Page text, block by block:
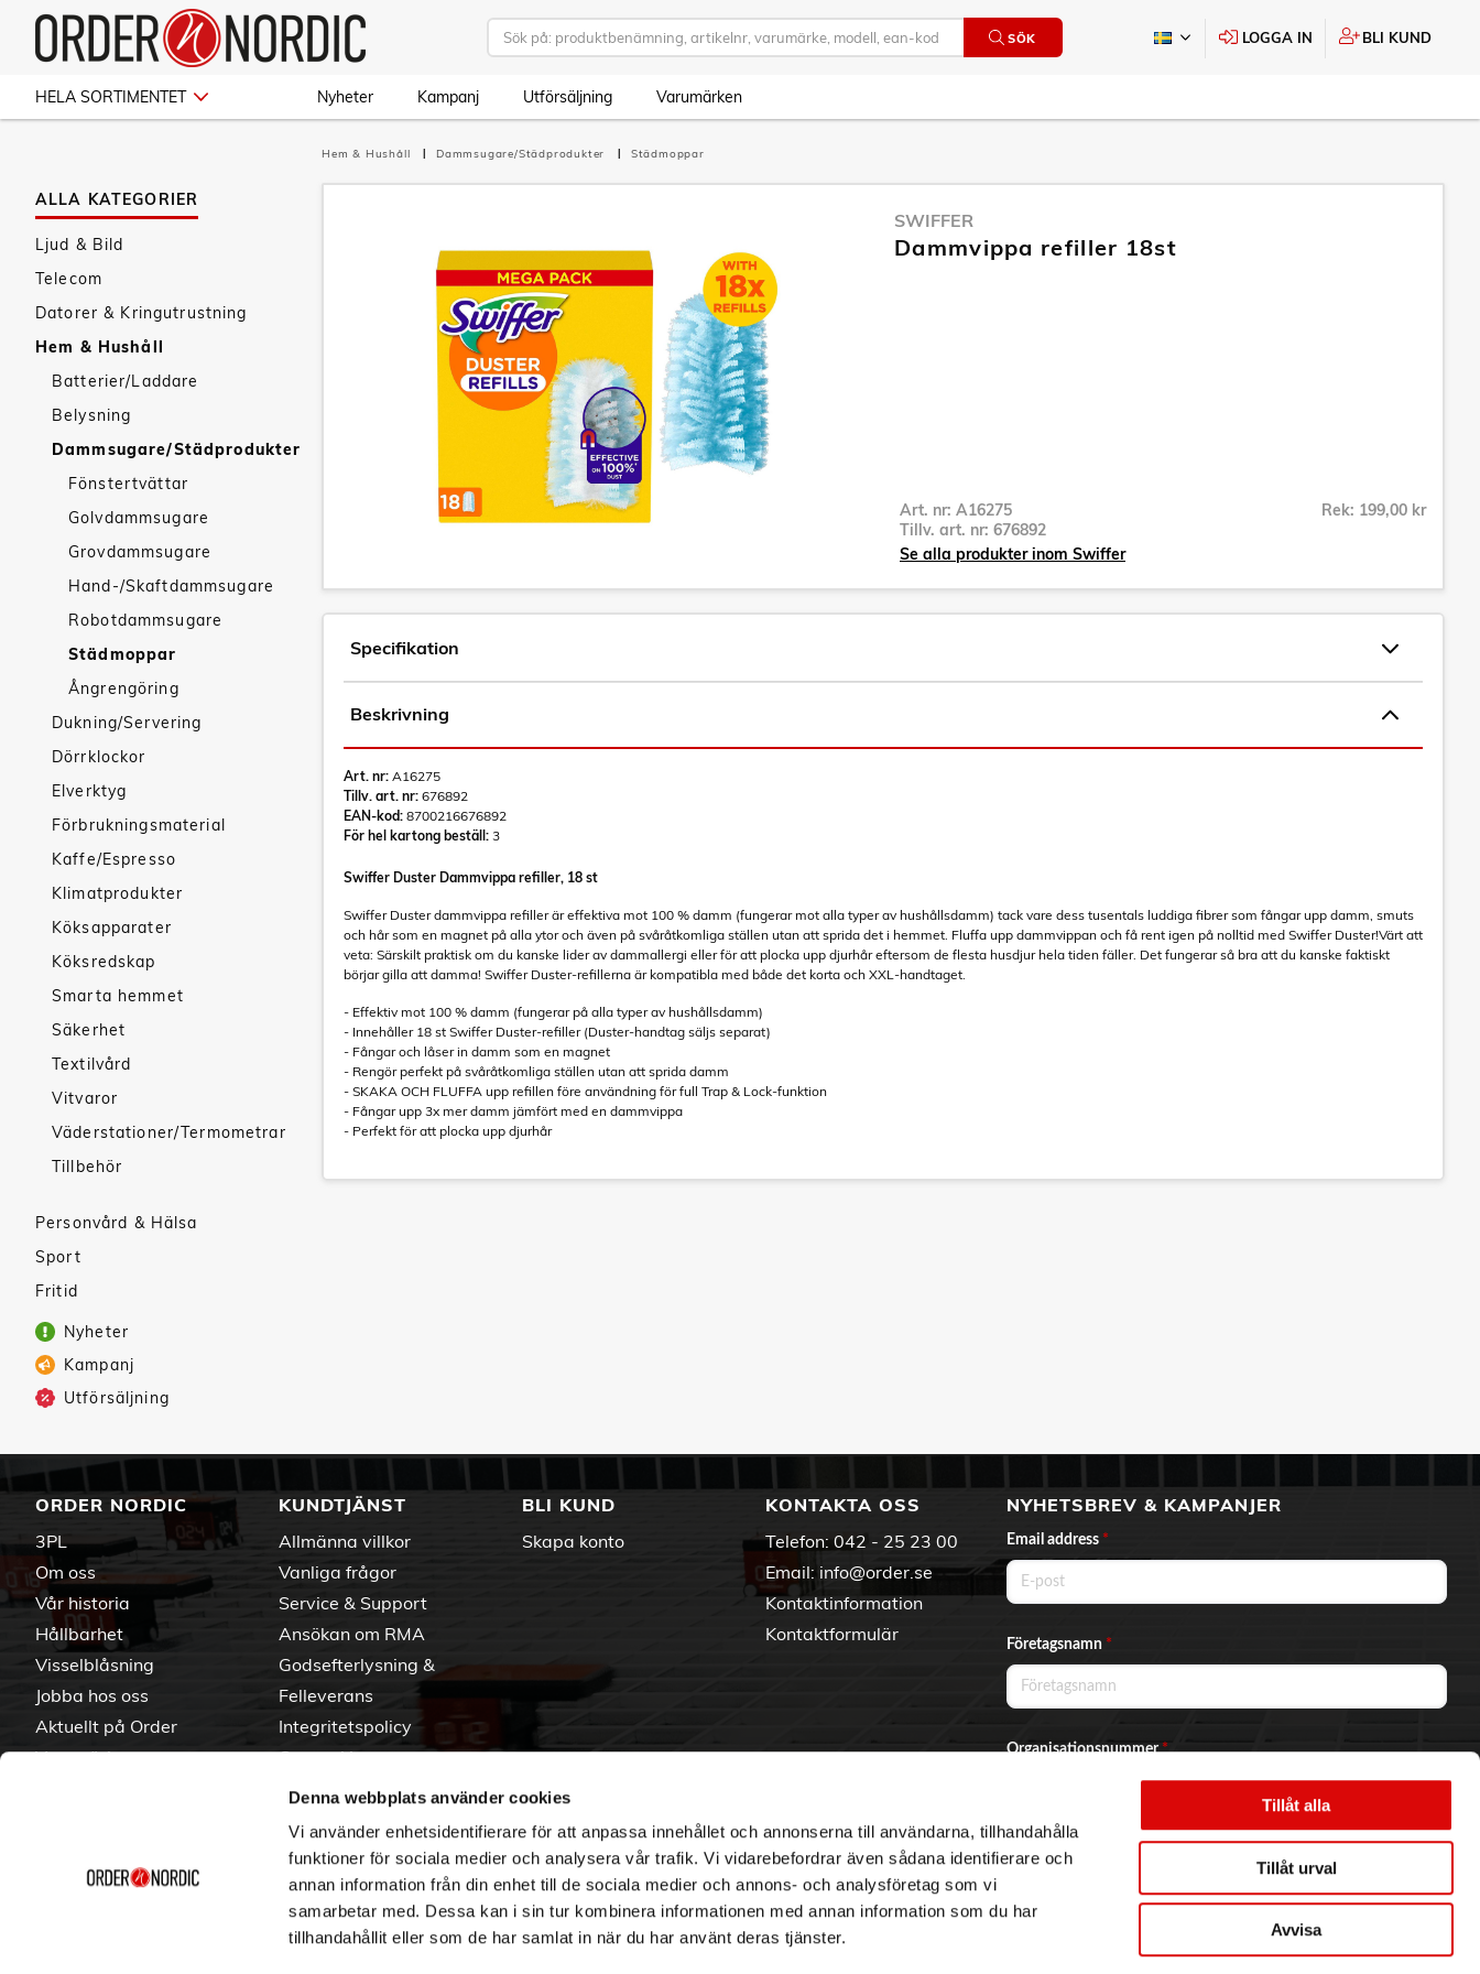
Denna webbplats använder cookies
Vi använder enhetsidentifierare för att anpassa innehållet och annonserna till användarna, tillhandahålla
funktioner för sociala medier och analysera vår trafik. Vi vidarebefordrar även sådana identifierare och
annan information från din enhet till de sociala medier och annons- och analysföretag som vi
samarbetar med. Dessa kan i sin tur kombinera informationen med annan information som du har
tillhandahållit eller som de har samlat in när du har använt deras tjänster.
Tillåt alla
Tillåt urval
Avvisa
SÖK LOGGA IN BLI KUND
HELA SORTIMENTET Nyheter Kampanj Utförsäljning Varumärken
ALLA KATEGORIER
Ljud & Bild
Telecom
Datorer & Kringutrustning
Hem & Hushåll
Batterier/Laddare
Belysning
Dammsugare/Städprodukter
Fönstertvättar
Golvdammsugare
Grovdammsugare
Hand-/Skaftdammsugare
Robotdammsugare
Städmoppar
Ångrengöring
Dukning/Servering
Dörrklockor
Elverktyg
Förbrukningsmaterial
Kaffe/Espresso
Klimatprodukter
Köksapparater
Köksredskap
Smarta hemmet
Säkerhet
Textilvård
Vitvaror
Väderstationer/Termometrar
Tillbehör
Personvård & Hälsa
Sport
Fritid
Nyheter
Kampanj
Utförsäljning
Hem & Hushåll Dammsugare/Städprodukter Städmoppar
SWIFFER
Dammvippa refiller 18st
Art. nr: A16275
Tillv. art. nr: 676892
Rek: 199,00 kr
Se alla produkter inom Swiffer
Specifikation
Beskrivning
Art. nr: A16275
Tillv. art. nr: 676892
EAN-kod: 8700216676892
För hel kartong beställ: 3
Swiffer Duster Dammvippa refiller, 18 st
Swiffer Duster dammvippa refiller är effektiva mot 100 % damm (fungerar mot alla typer av hushållsdamm) tack vare dess tusentals luddiga fibrer som fångar upp damm, smuts
och hår som en magnet på alla ytor och även på svåråtkomliga ställen utan att sprida det i hemmet. Fluffa upp dammvippan och få rent igen på nolltid med Swiffer Duster!Värt att
veta: Särskilt praktisk om du kanske lider av dammallergi eller för att plocka upp djurhår eftersom de flesta husdjur hela tiden fäller. Det fungerar så bra att du kanske faktiskt
börjar gilla att damma! Swiffer Duster-refillerna är kompatibla med både det korta och XXL-handtaget.
- Effektiv mot 100 % damm (fungerar på alla typer av hushållsdamm)
- Innehåller 18 st Swiffer Duster-refiller (Duster-handtag säljs separat)
- Fångar och låser in damm som en magnet
- Rengör perfekt på svåråtkomliga ställen utan att sprida damm
- SKAKA OCH FLUFFA upp refillen före användning för full Trap & Lock-funktion
- Fångar upp 3x mer damm jämfört med en dammvippa
- Perfekt för att plocka upp djurhår
ORDER NORDIC
3PL
Om oss
Vår historia
Hållbarhet
Visselblåsning
Jobba hos oss
Aktuellt på Order
Varumärken
KUNDTJÄNST
Allmänna villkor
Vanliga frågor
Service & Support
Ansökan om RMA
Godsefterlysning &
Felleverans
Integritetspolicy
Om cookies
BLI KUND
Skapa konto
KONTAKTA OSS
Telefon: 042 - 25 23 00
Email: info@order.se
Kontaktinformation
Kontaktformulär
NYHETSBREV & KAMPANJER
Email address *
Företagsnamn *
Organisationsnummer*
Ja, jag vill prenumerera på nyhetsbrevet.